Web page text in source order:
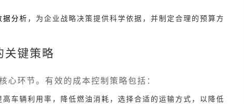
据分析 ，为企业战略决策提供科学依据，并制定合理的预算方
关键策略
心环节。有效的成本控制策略包括：
车辆利用率，降低燃油消耗，选择合适的运输方式，以降低